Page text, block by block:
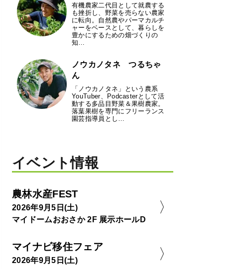
有機農家二代目として就農する
も挫折し、野菜を売らない農家
に転向。自然農やパーマカルチ
ャーをベースとして、暮らしを
豊かにするための畑づくりの
知…
ノウカノタネ つるちゃ
ん
「ノウカノタネ」という農系
YouTuber、Podcasterとして活
動する多品目野菜＆果樹農家。
落葉果樹を専門にフリーランス
園芸指導員とし…
イベント情報
農林水産FEST
2026年9月5日(土)
マイドームおおさか 2F 展示ホールD
マイナビ移住フェア
2026年9月5日(土)